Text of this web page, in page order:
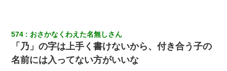
574 おさかなくわえた名無しさん
「乃」の字は上手く書けないから、付き合う子の
名前には入ってない方がいいな